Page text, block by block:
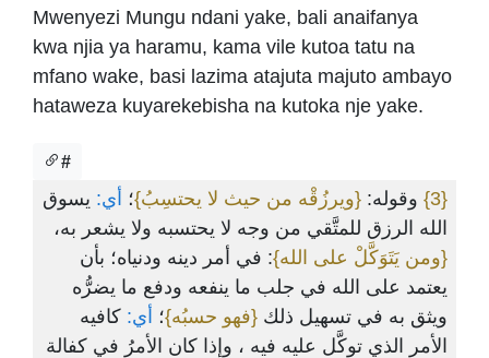
Mwenyezi Mungu ndani yake, bali anaifanya
kwa njia ya haramu, kama vile kutoa tatu na
mfano wake, basi lazima atajuta majuto ambayo
hataweza kuyarekebisha na kutoka nje yake.
#
{3} وقوله: {ويرزُقْه من حيث لا يحتسِبُ}؛ أي: يسوق
الله الرزق للمتَّقي من وجه لا يحتسبه ولا يشعر به،
{ومن يَتَوَكَّلْ على الله}: في أمر دينه ودنياه؛ بأن
يعتمد على الله في جلب ما ينفعه ودفع ما يضرُّه
ويثق به في تسهيل ذلك {فهو حسبُه}؛ أي: كافيه
الأمر الذي توكَّل عليه فيه ، وإذا كان الأمرُ في كفالة